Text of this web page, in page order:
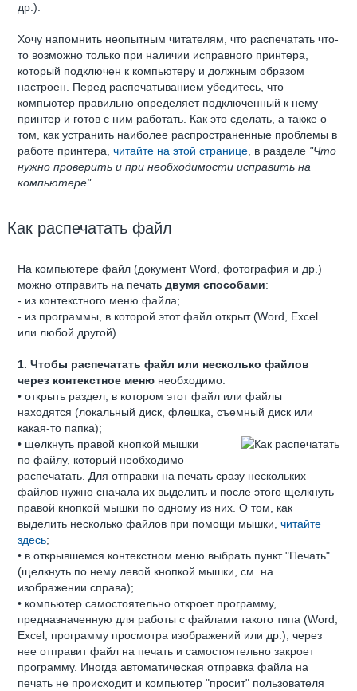
др.).
Хочу напомнить неопытным читателям, что распечатать что-
то возможно только при наличии исправного принтера,
который подключен к компьютеру и должным образом
настроен. Перед распечатыванием убедитесь, что
компьютер правильно определяет подключенный к нему
принтер и готов с ним работать. Как это сделать, а также о
том, как устранить наиболее распространенные проблемы в
работе принтера,читайте на этой странице , в разделе "Что
нужно проверить и при необходимости исправить на
компьютере".
Как распечатать файл
На компьютере файл (документ Word, фотография и др.)
можно отправить на печатьдвумя способами:
- из контекстного меню файла;
- из программы, в которой этот файл открыт (Word, Excel
или любой другой). .
1. Чтобы распечатать файл или несколько файлов
через контекстное меню необходимо:
• открыть раздел, в котором этот файл или файлы
находятся (локальный диск, флешка, съемный диск или
какая-то папка);
• щелкнуть правой кнопкой мышки
по файлу, который необходимо
распечатать. Для отправки на печать сразу нескольких
файлов нужно сначала их выделить и после этого щелкнуть
правой кнопкой мышки по одному из них. О том, как
выделить несколько файлов при помощи мышки,читайте
здесь;
• в открывшемся контекстном меню выбрать пункт "Печать"
(щелкнуть по нему левой кнопкой мышки, см. на
изображении справа);
• компьютер самостоятельно откроет программу,
предназначенную для работы с файлами такого типа (Word,
Excel, программу просмотра изображений или др.), через
нее отправит файл на печать и самостоятельно закроет
программу. Иногда автоматическая отправка файла на
печать не происходит и компьютер "просит" пользователя